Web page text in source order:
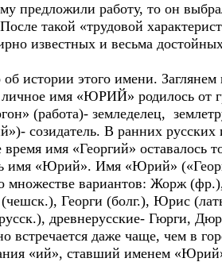
предложили работу, то он
«трудовой
известных и весьма
истории этого имени.
имя «ЮРИЙ» родилось от
(работа)- земледелец,
созидатель. В ранних
имя «Георгий» оставалось
имя «Юрий». Имя «Юрий»
множестве вариантов: Жорж
Георги (болг.), Юрис
древнерусские- Гюрги,
встречается даже чаще, чем в
«ий», ставший именем